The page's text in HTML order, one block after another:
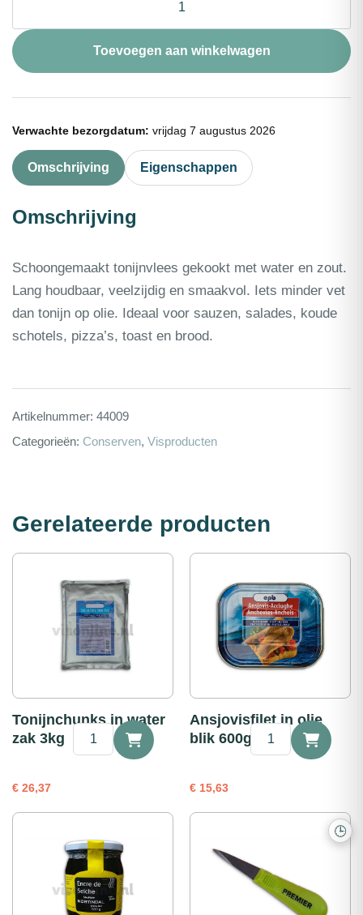
water
zk
1,4kg
aantal
Toevoegen aan winkelwagen
Verwachte bezorgdatum: vrijdag 7 augustus 2026
Omschrijving Eigenschappen
Omschrijving
Schoongemaakt tonijnvlees gekookt met water en zout.
Lang houdbaar, veelzijdig en smaakvol. Iets minder vet
dan tonijn op olie. Ideaal voor sauzen, salades, koude
schotels, pizza’s, toast en brood.
Artikelnummer: 44009
Categorieën: Conserven, Visproducten
Gerelateerde producten
Tonijnchunks in water
zak 3kg
€ 26,37
Tonijnchunks
aantal
Ansjovisfilet in olie
blik 600g
€ 15,63
Ansjovisfilet
in
aantal
🕒